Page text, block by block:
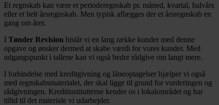
Et regnskab kan være et perioderegnskab pr. måned, kvartal, halvårs
eller et helt årsregnskab. Men typisk aflægges der et årsregnskab en
gang om året.
I Tønder Revision bistår vi en lang række kunder med denne
opgave og ønsker dermed at skabe værdi for vores kunder. Med
udgangspunkt i tallene kan vi også bedre rådgive om langt mere.
I forbindelse med kreditgivning og låneoptagelser hjælper vi også
med regnskabsmaterialet, der skal ligge til grund for vurderingen og
rådgivningen. Kreditinstitutterne kender os i lokalområdet og har
tillid til det materiale vi udarbejder.